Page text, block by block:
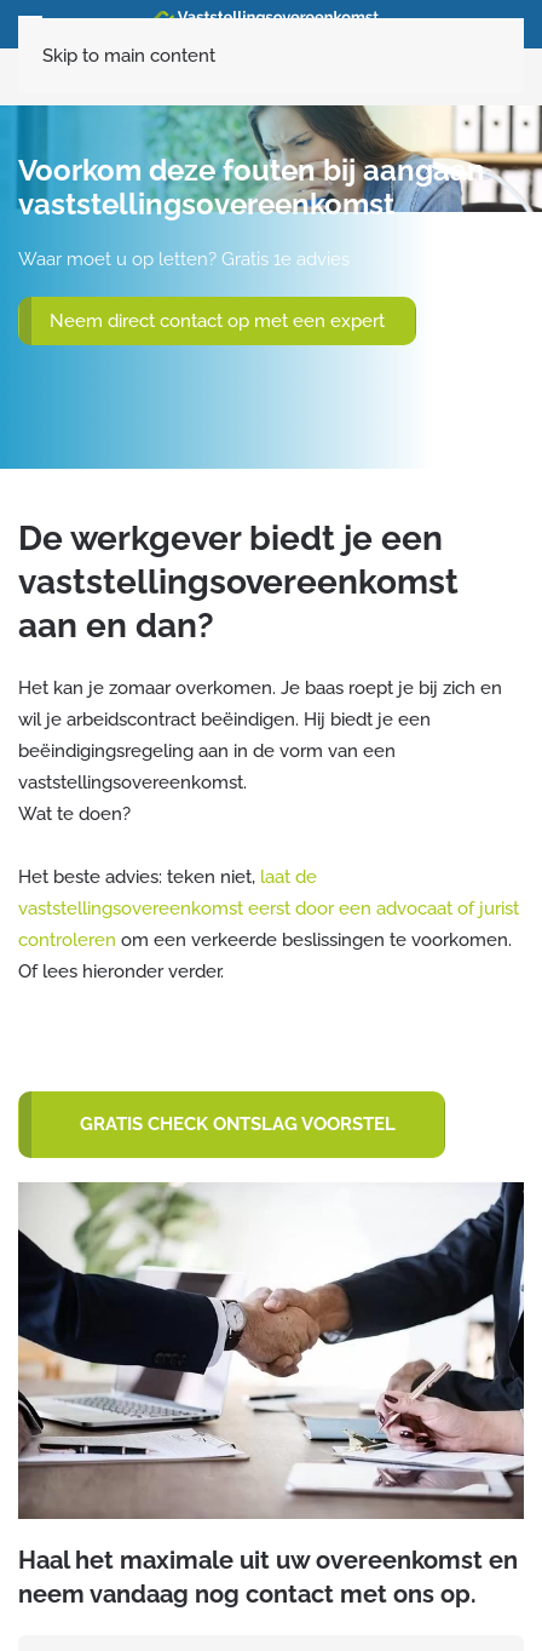
Skip to main content
Voorkom deze fouten bij aangaan
vaststellingsovereenkomst
Waar moet u op letten? Gratis 1e advies
Neem direct contact op met een expert
De werkgever biedt je een
vaststellingsovereenkomst
aan en dan?
Het kan je zomaar overkomen. Je baas roept je bij zich en
wil je arbeidscontract beëindigen. Hij biedt je een
beëindigingsregeling aan in de vorm van een
vaststellingsovereenkomst.
Wat te doen?
Het beste advies: teken niet, laat de
vaststellingsovereenkomst eerst door een advocaat of jurist
controleren om een verkeerde beslissingen te voorkomen.
Of lees hieronder verder.
GRATIS CHECK ONTSLAG VOORSTEL
Haal het maximale uit uw overeenkomst en
neem vandaag nog contact met ons op.